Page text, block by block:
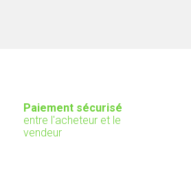
Paiement sécurisé
entre l'acheteur et le
vendeur